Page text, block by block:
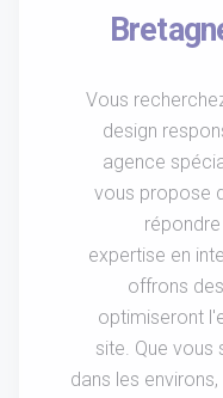
Vous
design
agence
vous propose
expertise en
offrons
optimiseront
site. Que vous
dans les